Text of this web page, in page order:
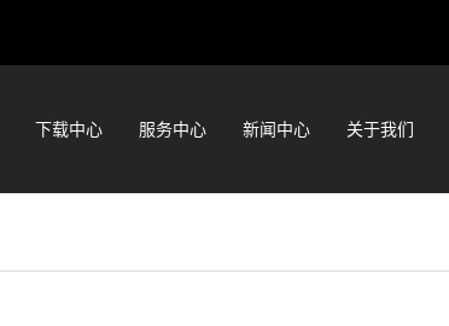
下载中心 服务中心 新闻中心 关于我们